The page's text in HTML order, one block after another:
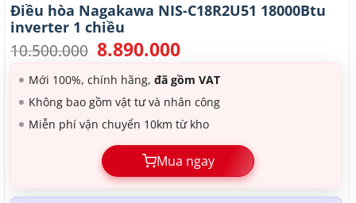
Điều hòa Nagakawa NIS-C18R2U51 18000Btu
inverter 1 chiều
10.500.000 Giá
gốc
là:
10.500.000.
8.890.000Giá
tại
là:
8.890.000.
Mới 100%, chính hãng, đã gồm VAT
Không bao gồm vật tư và nhân công
Miễn phí vận chuyển 10km từ kho
Mua ngay